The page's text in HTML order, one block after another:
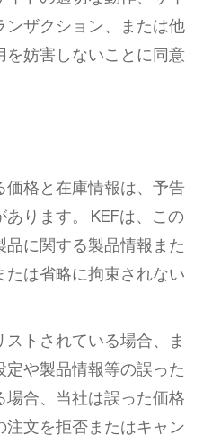
ンザクション、または他
を妨害しないことに同意
価格と在庫情報は、予告
ります。 KEFは、この
品に関する製品情報また
たは省略に拘束されない
トされている場合、ま
定や製品情報等の誤った
場合、当社は誤った価格
注文を拒否またはキャン